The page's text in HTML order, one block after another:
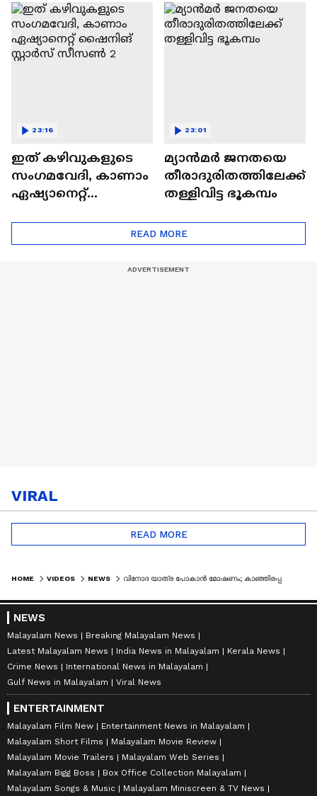
കുഞ്ഞുങ്ങൾ
സീസൺ 2
ഇത് കഴിവുകളുടെ
സംഗമവേദി, കാണാം
ഏഷ്യാനെറ്റ്
23:16
മ്യാൻമർ ജനതയെ
തീരാദുരിതത്തിലേക്ക്
തള്ളിവിട്ട ഭൂകമ്പം
23:01
READ MORE
VIRAL
READ MORE
HOME VIDEOS NEWS
NEWS
Malayalam News
Breaking Malayalam News
Latest Malayalam News
India News in Malayalam
Kerala News
Crime News
International News in Malayalam
Gulf News in Malayalam
Viral News
ENTERTAINMENT
Malayalam Film New
Entertainment News in Malayalam
Malayalam Short Films
Malayalam Movie Review
Malayalam Movie Trailers
Malayalam Web Series
Malayalam Bigg Boss
Box Office Collection Malayalam
Malayalam Songs & Music
Malayalam Miniscreen & TV News